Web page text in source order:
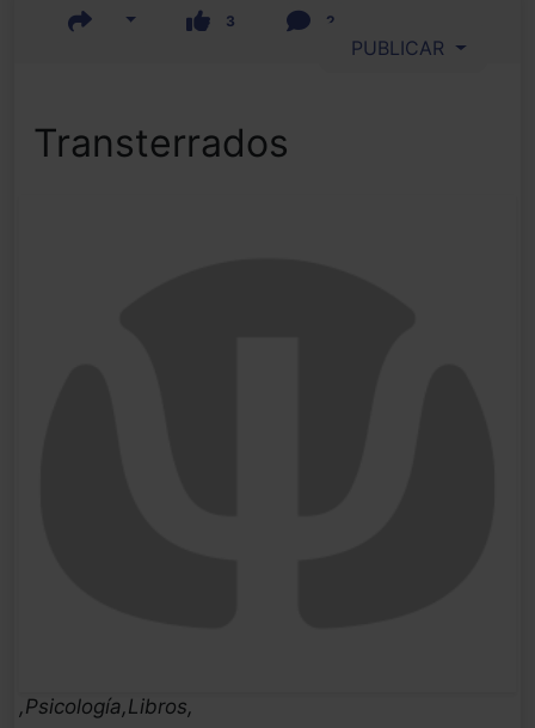
3 2
PUBLICAR
Transterrados
,Psicología,Libros,